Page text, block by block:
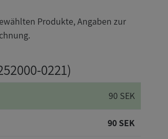
Produkte, Angaben zur
0221)
90 SEK
90 SEK